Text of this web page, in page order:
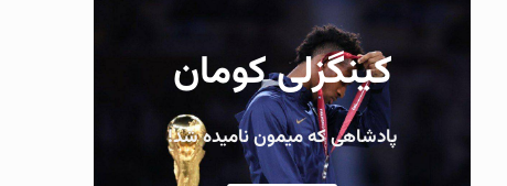
کینگزلی کومان
پادشاهی که میمون نامیده شد!